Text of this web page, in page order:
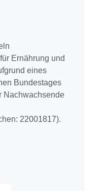
Ernährung und
eines
Bundestages
Nachwachsende
22001817).